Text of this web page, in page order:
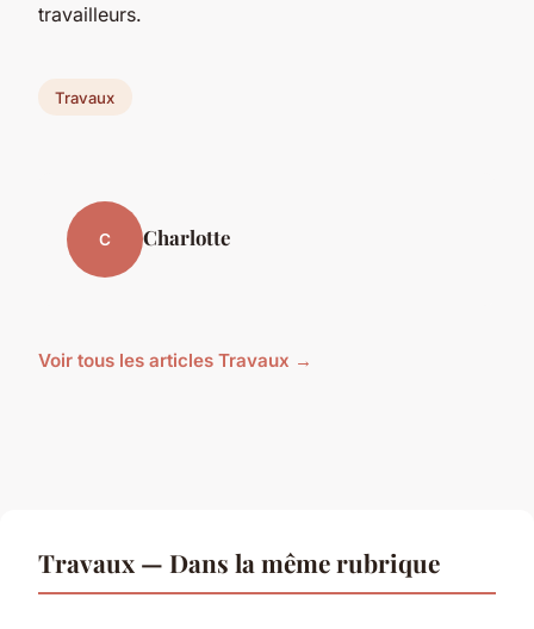
travailleurs.
Travaux
C Charlotte
Voir tous les articles Travaux →
Travaux — Dans la même rubrique